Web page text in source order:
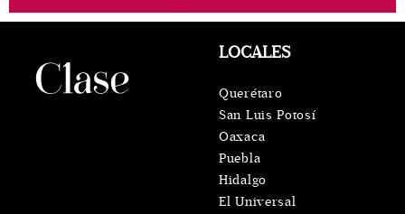
LOCALES
Querétaro
San Luis Potosí
Oaxaca
Puebla
Hidalgo
El Universal